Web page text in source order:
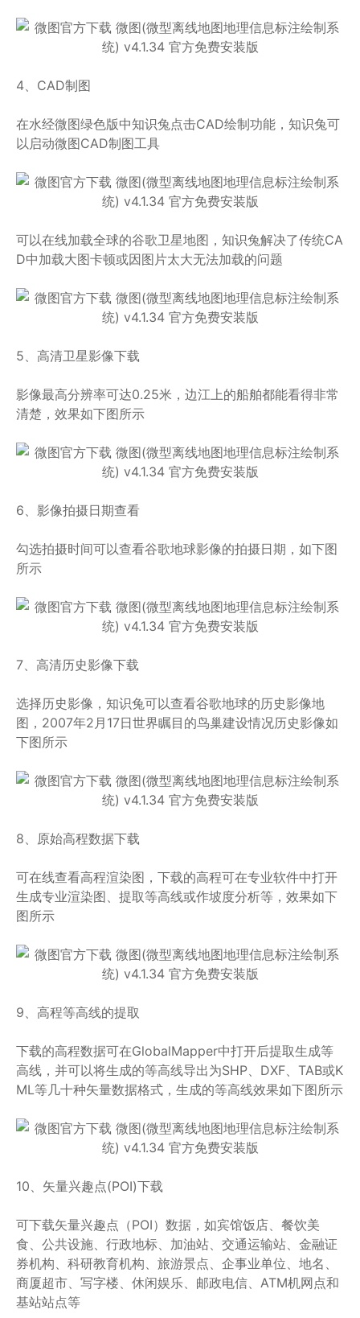
4、CAD制图
在水经微图绿色版中知识兔点击CAD绘制功能，知识兔可
以启动微图CAD制图工具
可以在线加载全球的谷歌卫星地图，知识兔解决了传统CA
D中加载大图卡顿或因图片太大无法加载的问题
5、高清卫星影像下载
影像最高分辨率可达0.25米，边江上的船舶都能看得非常
清楚，效果如下图所示
6、影像拍摄日期查看
勾选拍摄时间可以查看谷歌地球影像的拍摄日期，如下图
所示
7、高清历史影像下载
选择历史影像，知识兔可以查看谷歌地球的历史影像地
图，2007年2月17日世界瞩目的鸟巢建设情况历史影像如
下图所示
8、原始高程数据下载
可在线查看高程渲染图，下载的高程可在专业软件中打开
生成专业渲染图、提取等高线或作坡度分析等，效果如下
图所示
9、高程等高线的提取
下载的高程数据可在GlobalMapper中打开后提取生成等
高线，并可以将生成的等高线导出为SHP、DXF、TAB或K
ML等几十种矢量数据格式，生成的等高线效果如下图所示
10、矢量兴趣点(POI)下载
可下载矢量兴趣点（POI）数据，如宾馆饭店、餐饮美
食、公共设施、行政地标、加油站、交通运输站、金融证
券机构、科研教育机构、旅游景点、企事业单位、地名、
商厦超市、写字楼、休闲娱乐、邮政电信、ATM机网点和
基站站点等